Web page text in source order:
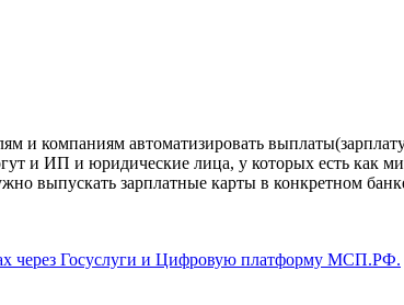
и компаниям автоматизировать
и ИП и юридические лица, у которых есть как
выпускать зарплатные карты в конкретном
через Госуслуги и Цифровую платформу МСП.РФ.